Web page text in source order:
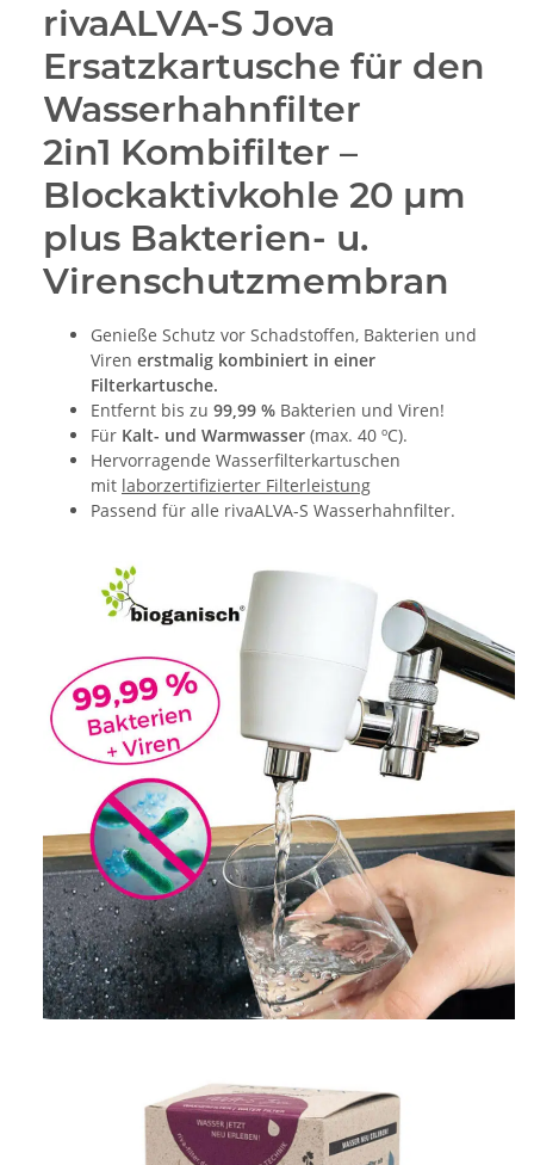
rivaALVA-S Jova
Ersatzkartusche für den
Wasserhahnfilter
2in1 Kombifilter –
Blockaktivkohle 20 μm
plus Bakterien- u.
Virenschutzmembran
Genieße Schutz vor Schadstoffen, Bakterien und
Viren erstmalig kombiniert in einer
Filterkartusche.
Entfernt bis zu 99,99 % Bakterien und Viren!
Für Kalt- und Warmwasser (max. 40 ºC).
Hervorragende Wasserfilterkartuschen
mit laborzertifizierter Filterleistung
Passend für alle rivaALVA-S Wasserhahnfilter.